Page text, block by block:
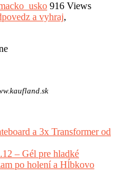
916 Views
a vyhraj,
a 3x Transformer od
– Gél pre hladké
po holení a Hĺbkovo